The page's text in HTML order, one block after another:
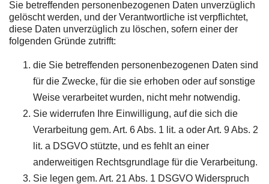
Sie betreffenden personenbezogenen Daten unverzüglich
gelöscht werden, und der Verantwortliche ist verpflichtet,
diese Daten unverzüglich zu löschen, sofern einer der
folgenden Gründe zutrifft:
die Sie betreffenden personenbezogenen Daten sind
für die Zwecke, für die sie erhoben oder auf sonstige
Weise verarbeitet wurden, nicht mehr notwendig.
Sie widerrufen Ihre Einwilligung, auf die sich die
Verarbeitung gem. Art. 6 Abs. 1 lit. a oder Art. 9 Abs. 2
lit. a DSGVO stützte, und es fehlt an einer
anderweitigen Rechtsgrundlage für die Verarbeitung.
Sie legen gem. Art. 21 Abs. 1 DSGVO Widerspruch